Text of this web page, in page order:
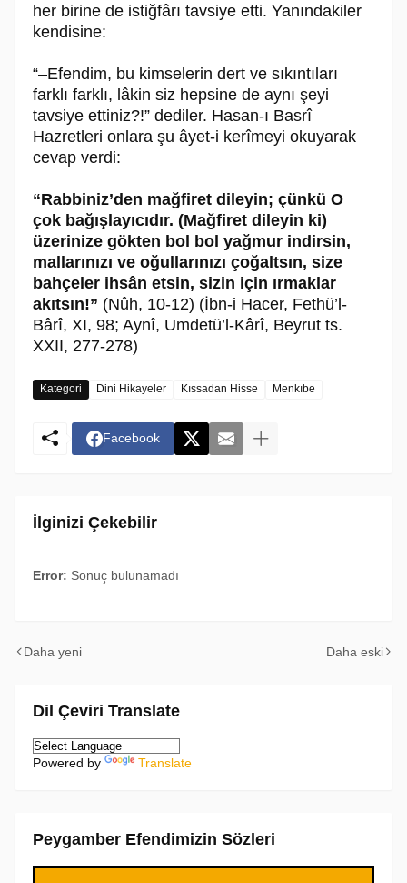
her birine de istiğfârı tavsiye etti. Yanındakiler
kendisine:
“–Efendim, bu kimselerin dert ve sıkıntıları
farklı farklı, lâkin siz hepsine de aynı şeyi
tavsiye ettiniz?!” dediler. Hasan-ı Basrî
Hazretleri onlara şu âyet-i kerîmeyi okuyarak
cevap verdi:
“Rabbiniz’den mağfiret dileyin; çünkü O
çok bağışlayıcıdır. (Mağfiret dileyin ki)
üzerinize gökten bol bol yağmur indirsin,
mallarınızı ve oğullarınızı çoğaltsın, size
bahçeler ihsân etsin, sizin için ırmaklar
akıtsın!” (Nûh, 10-12) (İbn-i Hacer, Fethü’l-
Bârî, XI, 98; Aynî, Umdetü’l-Kârî, Beyrut ts.
XXII, 277-278)
Kategori Dini Hikayeler Kıssadan Hisse Menkıbe
Facebook
İlginizi Çekebilir
Error: Sonuç bulunamadı
Daha yeni Daha eski
Dil Çeviri Translate
Powered by Translate
Peygamber Efendimizin Sözleri